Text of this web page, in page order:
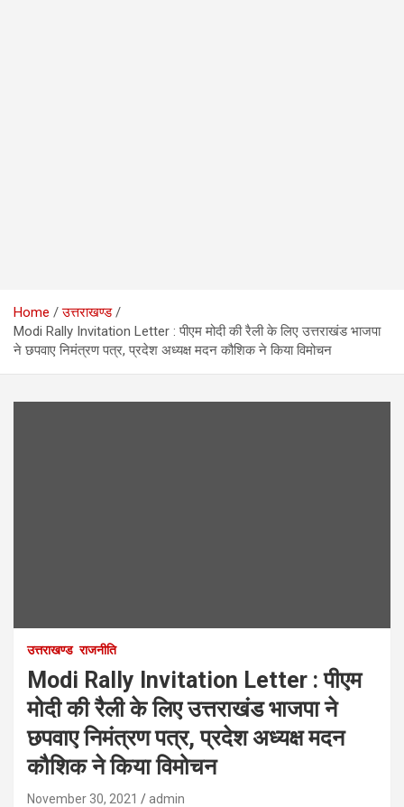
Home
उत्तराखण्ड
Modi Rally Invitation Letter : पीएम मोदी की रैली के लिए उत्तराखंड भाजपा
ने छपवाए निमंत्रण पत्र, प्रदेश अध्यक्ष मदन कौशिक ने किया विमोचन
उत्तराखण्ड राजनीति
Modi Rally Invitation Letter : पीएम
मोदी की रैली के लिए उत्तराखंड भाजपा ने
छपवाए निमंत्रण पत्र, प्रदेश अध्यक्ष मदन
कौशिक ने किया विमोचन
November 30, 2021 admin